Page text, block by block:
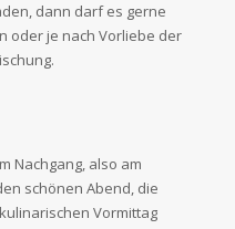
dann darf es gerne
oder je nach Vorliebe der
Nachgang, also am
schönen Abend, die
Vormittag